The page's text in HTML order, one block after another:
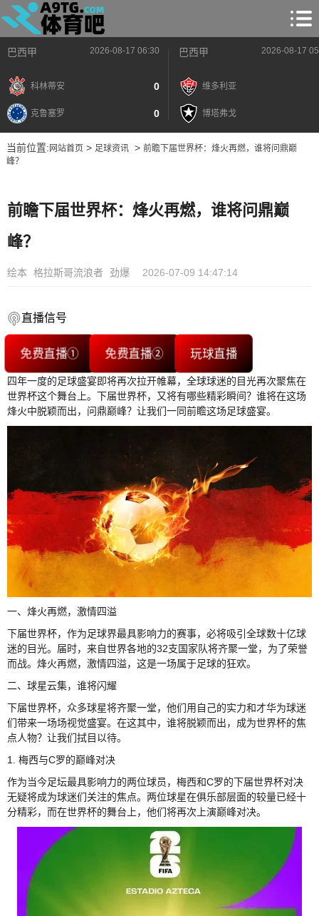
巴西甲 2026-08-17 06:30
科林蒂安 0
克鲁塞罗 0
巴西甲 2026-08-17
维多利亚
博塔弗戈
当前位置: 网站首页> 足球资讯> 前瞻下届世界杯：烽火再燃，谁将问鼎巅
峰？
前瞻下届世界杯：烽火再燃，谁将问鼎巅
峰？
绘本 格拉斯哥流浪者 劲爆 2026-07-09 14:47:14
直播信号
免费直播① 免费直播② 玩球直播
四年一度的足球盛宴即将再次拉开帷幕，全球球迷的目光再次聚焦在
世界杯这个舞台上。下届世界杯，又将有哪些精彩瞬间？谁将在这场
烽火中脱颖而出，问鼎巅峰？让我们一同前瞻这场足球盛宴。
一、烽火再燃，激情四溢
下届世界杯，作为足球界最具影响力的赛事，必将吸引全球数十亿球
迷的目光。届时，来自世界各地的32支国家队将齐聚一堂，为了荣誉
而战。烽火再燃，激情四溢，这是一场属于足球的狂欢。
二、球星云集，谁将闪耀
下届世界杯，众多球星将齐聚一堂，他们用自己的实力和才华为球迷
们带来一场场视觉盛宴。在这其中，谁将脱颖而出，成为世界杯的焦
点人物？让我们拭目以待。
1. 梅西与C罗的巅峰对决
作为当今足坛最具影响力的两位球员，梅西和C罗的下届世界杯对决
无疑将成为球迷们关注的焦点。两位球星在俱乐部层面的较量已经十
分精彩，而在世界杯的舞台上，他们将再次上演巅峰对决。